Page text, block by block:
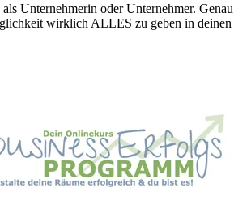
Unternehmerin oder Unternehmer. Genau
wirklich ALLES zu geben in deinen